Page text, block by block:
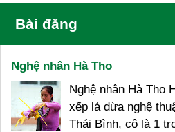
Bài đăng
Nghệ nhân Hà Tho
Nghệ nhân Hà Tho
xếp lá dừa nghệ
Thái Bình, cô là 1